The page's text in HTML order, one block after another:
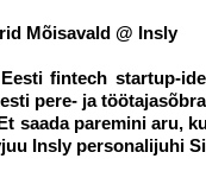
Mõisavald @ Insly
fintech startup-
pere- ja
saada paremini aru,
Insly personalijuhi